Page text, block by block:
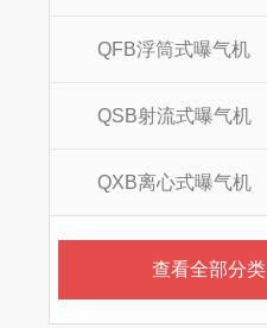
QFB浮筒式曝气机
QSB射流式曝气机
QXB离心式曝气机
查看全部分类